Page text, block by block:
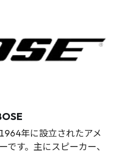
年に設立されたアメ
です。主にスピーカー、